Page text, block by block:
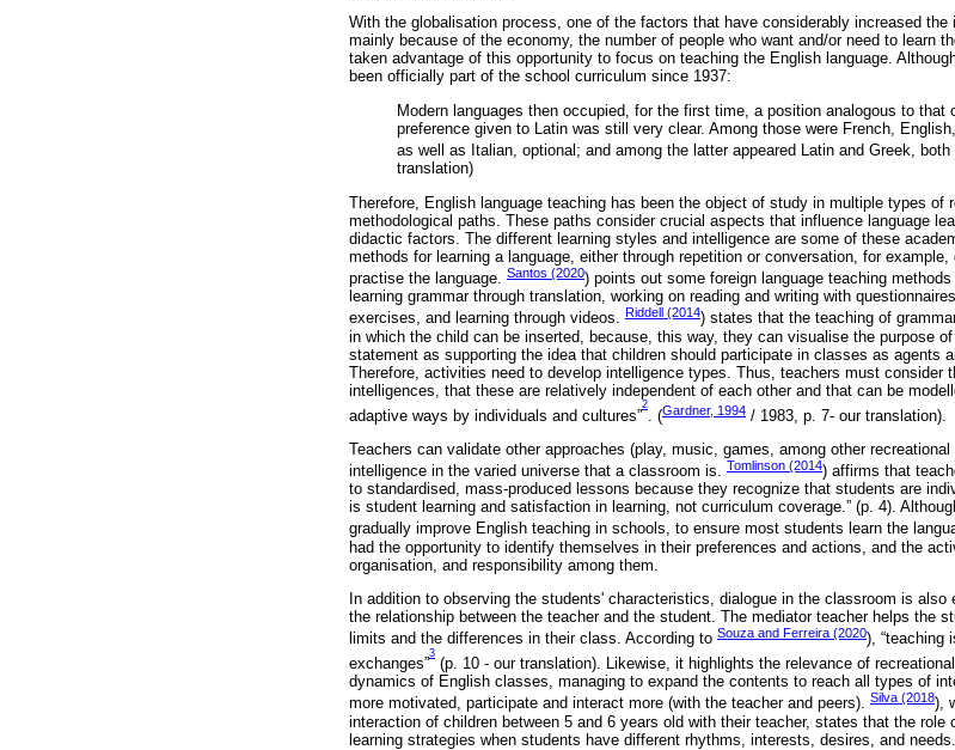
With the globalisation process, one of the factors that have considerably increased
mainly because of the economy, the number of people who want and/or need to learn
taken advantage of this opportunity to focus on teaching the English language.
been officially part of the school curriculum since 1937:
Modern languages then occupied, for the first time, a position analogous to
preference given to Latin was still very clear. Among those were French,
as well as Italian, optional; and among the latter appeared Latin and Greek, both
translation)
Therefore, English language teaching has been the object of study in multiple types of
methodological paths. These paths consider crucial aspects that influence language
didactic factors. The different learning styles and intelligence are some of these
methods for learning a language, either through repetition or conversation, for
practise the language. Santos (2020) points out some foreign language teaching
learning grammar through translation, working on reading and writing with
exercises, and learning through videos. Riddell (2014) states that the teaching of
in which the child can be inserted, because, this way, they can visualise the purpose
statement as supporting the idea that children should participate in classes as agents
Therefore, activities need to develop intelligence types. Thus, teachers must consider
intelligences, that these are relatively independent of each other and that can be
adaptive ways by individuals and cultures”
2
. (Gardner, 1994 / 1983, p. 7- our translation).
Teachers can validate other approaches (play, music, games, among other
intelligence in the varied universe that a classroom is. Tomlinson (2014) affirms that
to standardised, mass-produced lessons because they recognize that students are
is student learning and satisfaction in learning, not curriculum coverage.” (p. 4).
gradually improve English teaching in schools, to ensure most students learn the
had the opportunity to identify themselves in their preferences and actions, and the
organisation, and responsibility among them.
In addition to observing the students' characteristics, dialogue in the classroom is
the relationship between the teacher and the student. The mediator teacher helps the
limits and the differences in their class. According to Souza and Ferreira (2020), “teaching
exchanges”
3
(p. 10 - our translation). Likewise, it highlights the relevance of
dynamics of English classes, managing to expand the contents to reach all types of
more motivated, participate and interact more (with the teacher and peers). Silva (2018),
interaction of children between 5 and 6 years old with their teacher, states that the
learning strategies when students have different rhythms, interests, desires, and needs.